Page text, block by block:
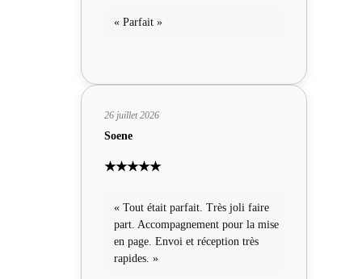
« Parfait »
26 juillet 2026
Soene
★★★★★
« Tout était parfait. Très joli faire
part. Accompagnement pour la mise
en page. Envoi et réception très
rapides. »